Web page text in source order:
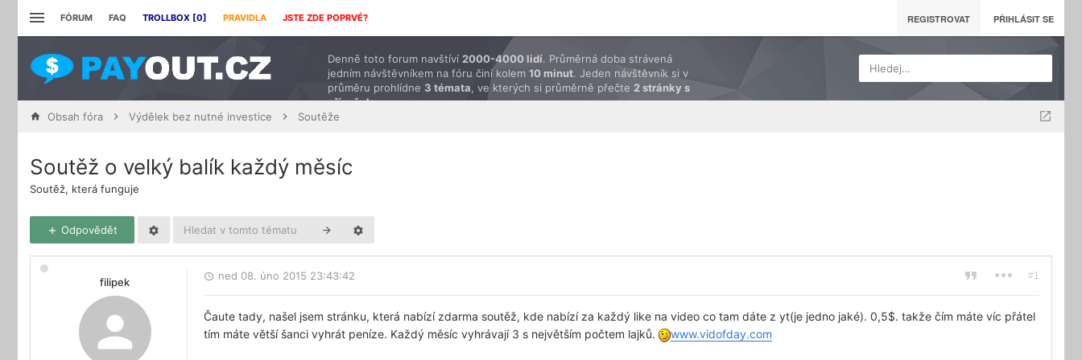
FÓRUM FAQ TROLLBOX [0] PRAVIDLA JSTE ZDE POPRVÉ? REGISTROVAT PŘIHLÁSIT SE
Denně toto forum navštíví 2000-4000 lidí. Průměrná doba strávená
jedním návštěvníkem na fóru činí kolem 10 minut. Jeden návštěvník si v
průměru prohlídne 3 témata , ve kterých si průměrně přečte 2 stránky s
příspěvky.
Hledej…
Obsah fóra Výdělek bez nutné investice Soutěže
Soutěž o velký balík každý měsíc
Soutěž, která funguje
Odpovědět
filipek #1
ned 08. úno 2015 23:43:42
Čaute tady, našel jsem stránku, která nabízí zdarma soutěž, kde nabízí za každý like na video co tam dáte z yt(je jedno jaké). 0,5$. takže čím máte víc přátel
tím máte větší šanci vyhrát peníze. Každý měsíc vyhrávají 3 s největším počtem lajků.
www.vidofday.com